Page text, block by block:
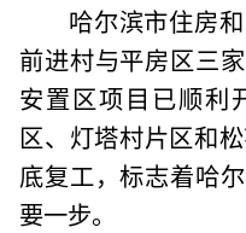
哈尔滨市住房
前进村与平房区三
安置区项目已顺利
区、灯塔村片区和
底复工，标志着哈
要一步。